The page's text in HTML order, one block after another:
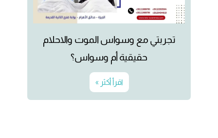
تجربتي مع وسواس الموت والاحلام
حقيقية أم وسواس؟
اقرأ أكثر »